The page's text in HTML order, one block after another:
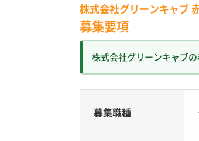
株式会社グリーンキャブ
募集要項
株式会社グリーンキャブ
募集職種